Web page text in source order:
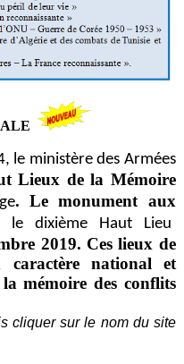
le ministère des Armées
Lieux de la Mémoire
. Le monument aux
le dixième Haut Lieu
2019. Ces lieux de
caractère national et
mémoire des conflits
cliquer sur le nom du site